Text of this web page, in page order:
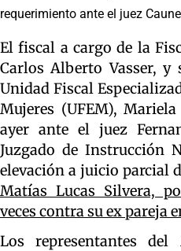
requerimiento ante el juez
El fiscal a cargo de la
Carlos Alberto Vasser,
Unidad Fiscal
Mujeres (UFEM),
ayer ante el juez
Juzgado de Instrucción
elevación a juicio parcial
Matías Lucas Silvera,
veces contra su ex pareja
Los representantes